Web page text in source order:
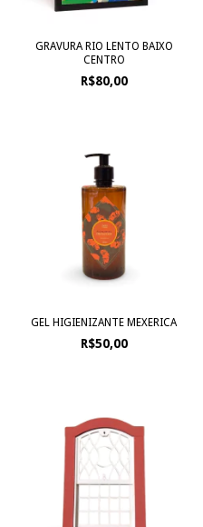
GRAVURA RIO LENTO BAIXO
CENTRO
R$80,00
GEL HIGIENIZANTE MEXERICA
R$50,00